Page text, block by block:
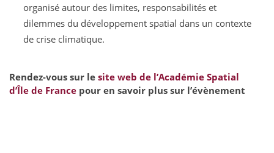
organisé autour des limites, responsabilités et
dilemmes du développement spatial dans un contexte
de crise climatique.
Rendez-vous sur le site web de l’Académie Spatial
d’Île de France pour en savoir plus sur l’évènement